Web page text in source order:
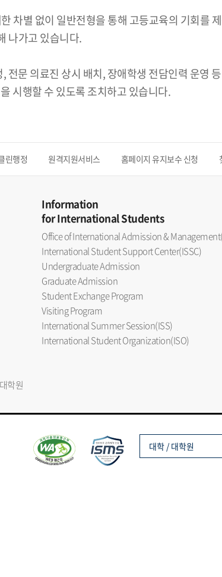
차별 없이 일반전형을 통해 고등교육의 기회를
나가고 있습니다.
문 의료진 상시 배치, 장애학생 전담인력 운영
시행할 수 있도록 조치하고 있습니다.
린행정 원격지원서비스 홈페이지 유지보수 신청
학원
Information
for International Students
Office of International Admission &
International Student Support Center(ISSC)
Undergraduate Admission
Graduate Admission
Student Exchange Program
Visiting Program
International Summer Session(ISS)
International Student Organization(ISO)
대학 / 대학원